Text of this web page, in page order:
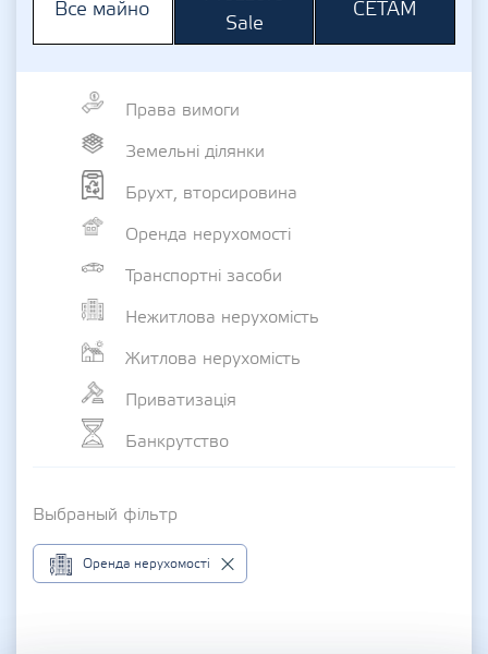
Все майно
Sale
СЕТАМ
Права вимоги
Земельні ділянки
Брухт, вторсировина
Оренда нерухомості
Транспортні засоби
Нежитлова нерухомість
Житлова нерухомість
Приватизація
Банкрутство
Выбраный фільтр
Оренда нерухомості